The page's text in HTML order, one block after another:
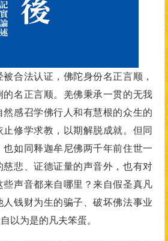
合法认证，佛陀身份名正言顺，
的名正言顺。羌佛秉承一贯的无我
感召学佛行人和有慧根的众生的
修学求教，以期解脱成就。但同
也如同释迦牟尼佛两千年前住世一
慈悲、证德证量的声音外，也有对
些声音都来自哪里？来自假圣真凡
人钱财为生的骗子、破坏佛法事业
以为是的凡夫笨蛋。